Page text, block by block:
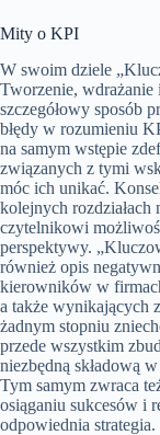
Mity o KPI
W swoim dziele
Tworzenie, wdrażanie
szczegółowy sposób
błędy w rozumieniu
na samym wstępie
związanych z tymi
móc ich unikać.
kolejnych
czytelnikowi
perspektywy.
również opis
kierowników w
a także wynikających
żadnym stopniu
przede wszystkim
niezbędną składową
Tym samym zwraca
osiąganiu sukcesów i
odpowiednia strategia.